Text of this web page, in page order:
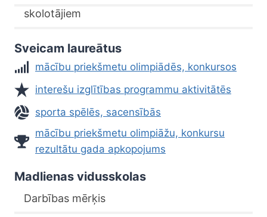
skolotājiem
Sveicam laureātus
mācību priekšmetu olimpiādēs, konkursos
interešu izglītības programmu aktivitātēs
sporta spēlēs, sacensībās
mācību priekšmetu olimpiāžu, konkursu
rezultātu gada apkopojums
Madlienas vidusskolas
Darbības mērķis